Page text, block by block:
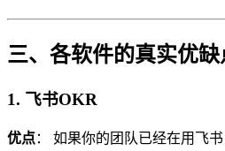
三、各软件的真实优
1. 飞书OKR
优点： 如果你的团队已经在用飞